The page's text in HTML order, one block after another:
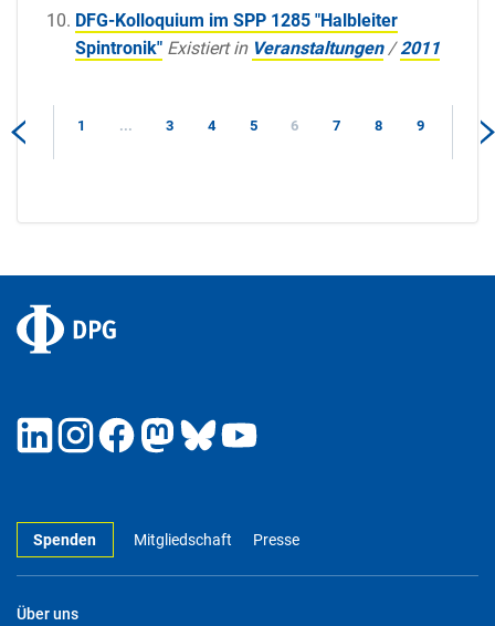
DFG-Kolloquium im SPP 1285 "Halbleiter
Spintronik" Existiert in Veranstaltungen /2011
1 ... 3 4 5 6 7 8 9
Spenden Mitgliedschaft Presse
Über uns